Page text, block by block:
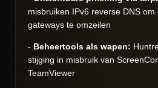
misbruiken IPv6 reverse DNS
gateways te omzeilen
- Beheertools als wapen:
stijging in misbruik van
TeamViewer